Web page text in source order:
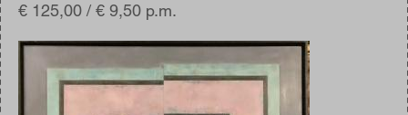
€ 125,00 / € 9,50 p.m.
Afbeelding